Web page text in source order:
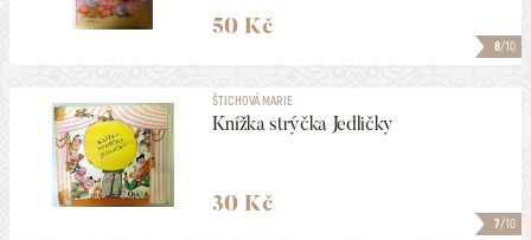
8/10
50 Kč
7/10
ŠTICHOVÁ MARIE
Knížka strýčka Jedličky
30 Kč